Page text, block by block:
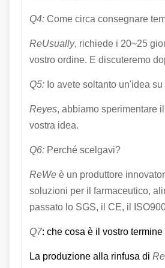
Q4: Come circa consegnare
ReUsually, richiede i 20~25
vostro ordine. E discuteremo
Q5: Io avete soltanto un'idea
Reyes, abbiamo sperimentare
vostra idea.
Q6: Perché scelgavi?
ReWe è un produttore
soluzioni per il farmaceutico,
passato lo SGS, il CE, il
Q7: che cosa è il vostro
La produzione alla rinfusa di